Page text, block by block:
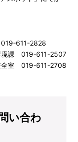
019-611-2828
境課 019-611-2507
全室 019-611-2708
い合わ